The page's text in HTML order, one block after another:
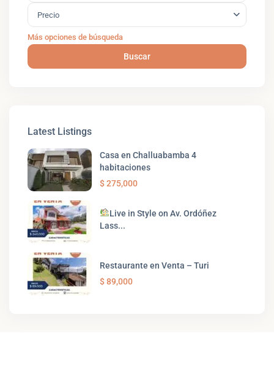
Precio
Más opciones de búsqueda
Buscar
Latest Listings
Casa en Challuabamba 4
habitaciones
$ 275,000
Live in Style on Av. Ordóñez
Lass...
Restaurante en Venta – Turi
$ 89,000